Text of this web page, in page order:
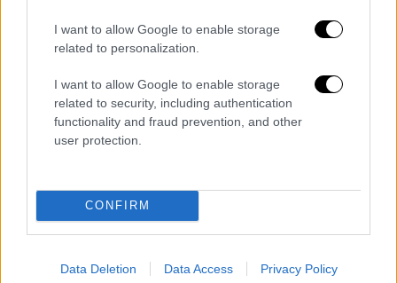
I want to allow Google to enable storage
related to personalization.
I want to allow Google to enable storage
related to security, including authentication
functionality and fraud prevention, and other
user protection.
CONFIRM
Data Deletion Data Access Privacy Policy
ΑΠΟΣΠΑΣΜΑΤΑ...|10.08.2026 13:14
Μεγάλη φωτιά στον Κουβαρά Αττικής -
Ήχησε το 112
Ώρα Ελλάδος...|10.08.2026 10:49
Πολιτική αντιπαράθεση